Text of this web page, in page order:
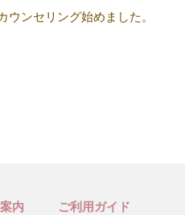
ウンセリング始めました。
内 ご利用ガイド